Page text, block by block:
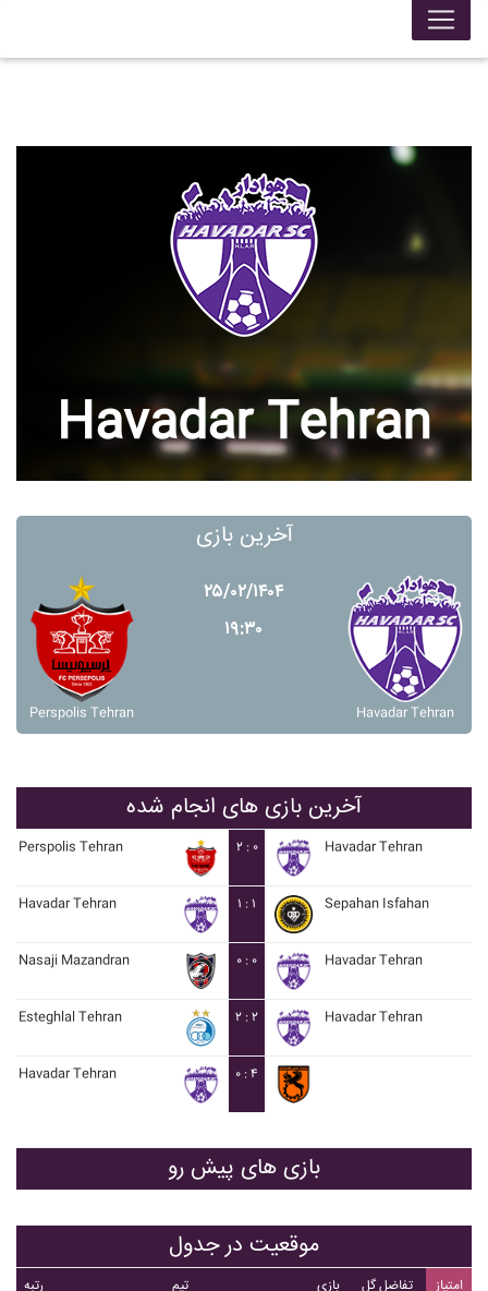
Havadar Tehran
آخرین بازی
Perspolis Tehran
۲۵/۰۲/۱۴۰۴
۱۹:۳۰
Havadar Tehran
آخرین بازی های انجام شده
Perspolis Tehran ۲ : ۰ Havadar Tehran
Havadar Tehran ۱ : ۱ Sepahan Isfahan
Nasaji Mazandran ۰ : ۰ Havadar Tehran
Esteghlal Tehran ۲ : ۲ Havadar Tehran
Havadar Tehran ۰ : ۴
بازی های پیش رو
موقعیت در جدول
رتبه تیم بازی تفاضل گل
امتیاز